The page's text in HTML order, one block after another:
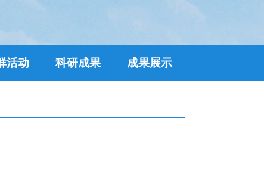
活动 科研成果 成果展示